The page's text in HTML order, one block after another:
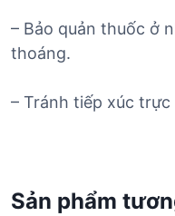
– Bảo quản thuốc ở
thoáng.
– Tránh tiếp xúc
Sản phẩm